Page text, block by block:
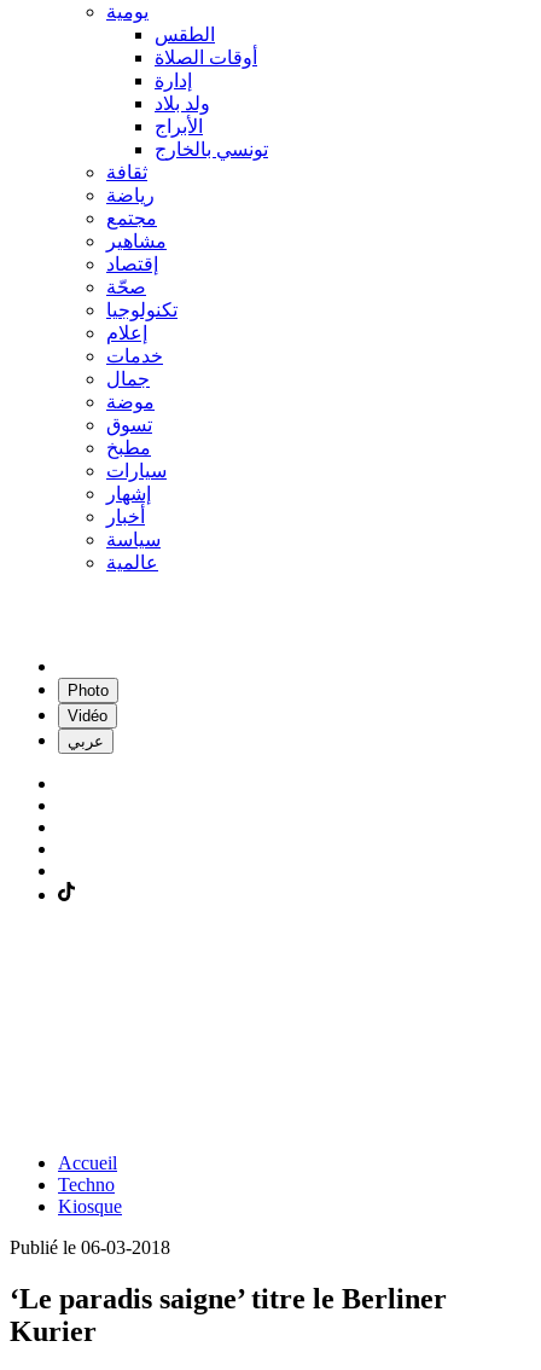
يومية
الطقس
أوقات الصلاة
إدارة
ولد بلاد
الأبراج
تونسي بالخارج
ثقافة
رياضة
مجتمع
مشاهير
إقتصاد
صحّة
تكنولوجيا
إعلام
خدمات
جمال
موضة
تسوق
مطبخ
سيارات
إشهار
أخبار
سياسة
عالمية
Photo
Vidéo
عربي
Accueil
Techno
Kiosque
Publié le 06-03-2018
‘Le paradis saigne’ titre le Berliner
Kurier